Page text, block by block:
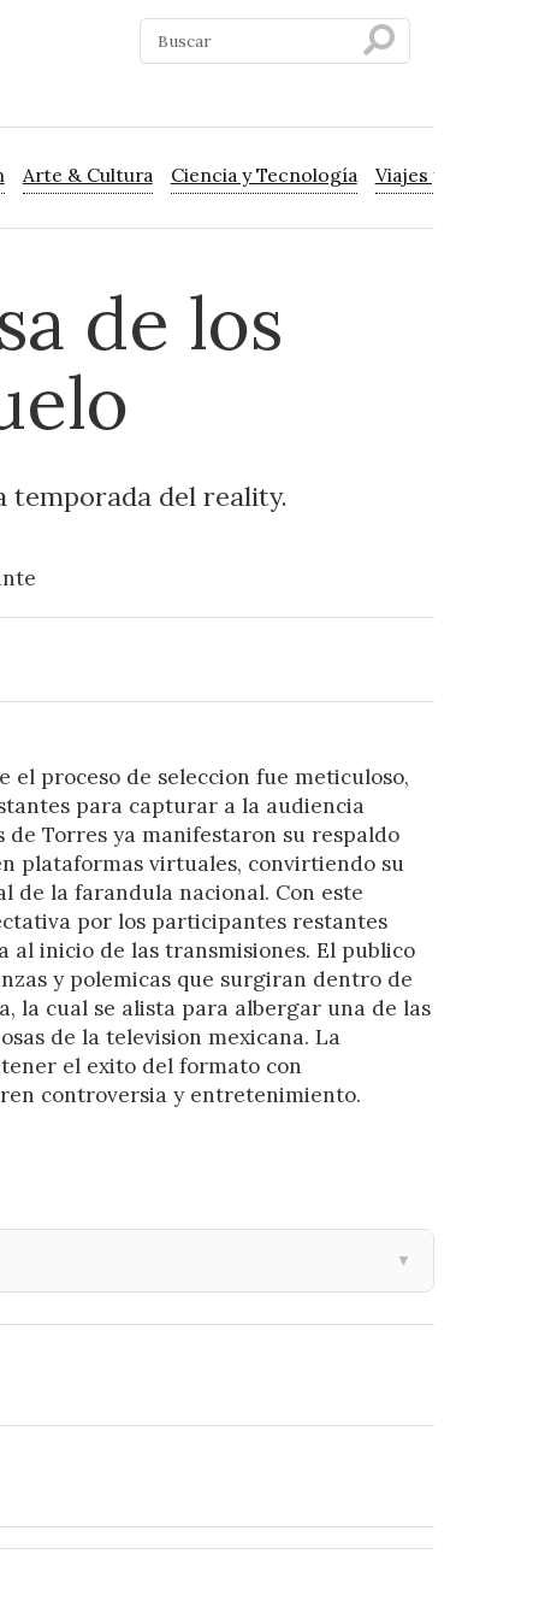
Arte & Cultura Ciencia y Tecnología Viajes y Turismo
de los
temporada del reality.
el proceso de seleccion fue meticuloso,
para capturar a la audiencia
de Torres ya manifestaron su respaldo
plataformas virtuales, convirtiendo su
de la farandula nacional. Con este
por los participantes restantes
al inicio de las transmisiones. El publico
y polemicas que surgiran dentro de
la cual se alista para albergar una de las
de la television mexicana. La
el exito del formato con
controversia y entretenimiento.
▼